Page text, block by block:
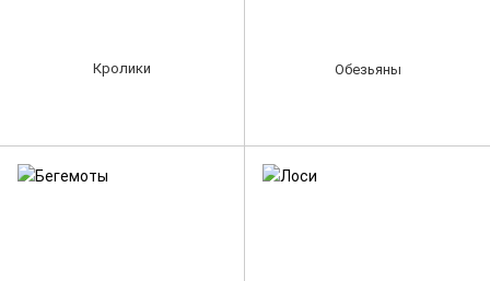
Кролики Обезьяны